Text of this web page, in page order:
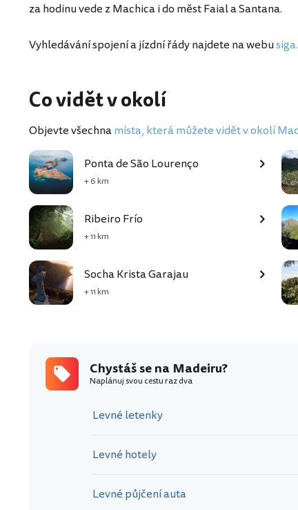
za hodinu vede z Machica i do měst Faial a Santana.
Vyhledávání spojení a jízdní řády najdete na webu
Co vidět v okolí
Objevte všechnamísta, která můžete vidět v okolí
Ponta de São Lourenço
+ 6 km
Ribeiro Frío
+ 11 km
Socha Krista Garajau
+ 11 km
Chystáš se na Madeiru?
Naplánuj svou cestu raz dva
Levné letenky
Levné hotely
Levné půjčení auta